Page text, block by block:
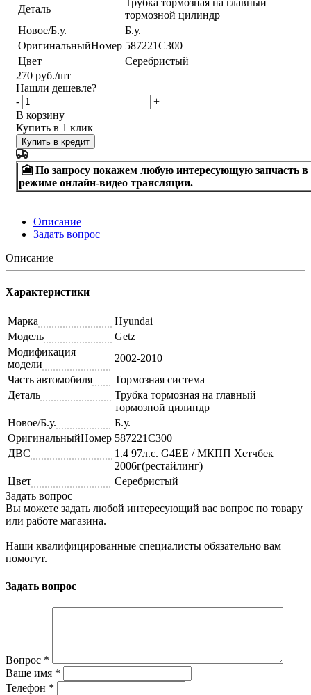
Деталь
тормозной цилиндр
Новое/Б.у.
Б.у.
ОригинальныйНомер 587221C300
Цвет
Серебристый
270 руб./шт
Нашли дешевле?
-
+
В корзину
Купить в 1 клик
Купить в кредит
🎦 По запросу покажем любую интересующую запчасть в
режиме онлайн-видео трансляции.
Описание
Задать вопрос
Описание
Характеристики
Марка
Hyundai
Модель
Getz
Модификация
модели
2002-2010
Часть автомобиля
Тормозная система
Деталь
Трубка тормозная на главный
тормозной цилиндр
Новое/Б.у.
Б.у.
ОригинальныйНомер 587221C300
ДВС
1.4 97л.с. G4EE / МКПП Хетчбек
2006г(рестайлинг)
Цвет
Серебристый
Задать вопрос
Вы можете задать любой интересующий вас вопрос по товару
или работе магазина.
Наши квалифицированные специалисты обязательно вам
помогут.
Задать вопрос
Вопрос *
Ваше имя *
Телефон *